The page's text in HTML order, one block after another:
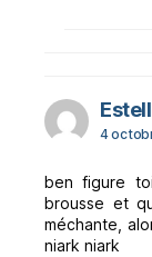
4
ben figure
brousse et
méchante,
niark niark